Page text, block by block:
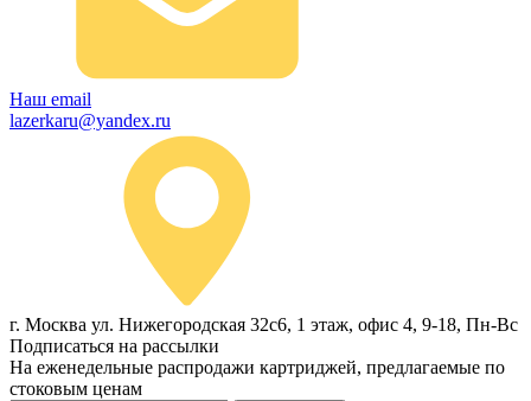
Наш email
lazerkaru@yandex.ru
г. Москва ул. Нижегородская 32с6, 1 этаж, офис 4, 9-18, Пн-Вс
Подписаться на рассылки
На еженедельные распродажи картриджей, предлагаемые по
стоковым ценам